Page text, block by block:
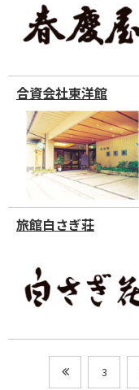
合資会社東洋館
旅館白さぎ荘
3